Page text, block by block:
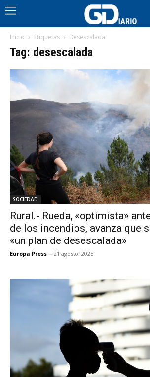
Inicio Etiquetas Desescalada
Tag: desescalada
SOCIEDAD
Rural.- Rueda, «optimista»
de los incendios, avanza que
«un plan de desescalada»
Europa Press - 21 agosto, 2025